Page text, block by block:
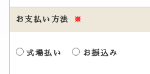
お支払い方法 ※
式場払い お振込み